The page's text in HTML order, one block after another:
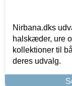
Nirbana.dks
halskæder, ure
kollektioner til
deres udvalg.